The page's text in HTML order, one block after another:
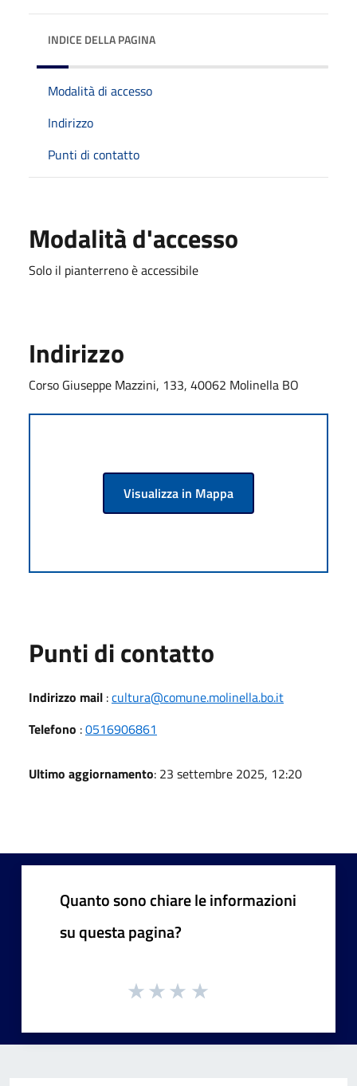
INDICE DELLA PAGINA
Modalità di accesso
Indirizzo
Punti di contatto
Modalità d'accesso
Solo il pianterreno è accessibile
Indirizzo
Corso Giuseppe Mazzini, 133, 40062 Molinella BO
Visualizza in Mappa
Punti di contatto
Indirizzo mail :cultura@comune.molinella.bo.it
Telefono :0516906861
Ultimo aggiornamento: 23 settembre 2025, 12:20
Quanto sono chiare le informazioni
su questa pagina?